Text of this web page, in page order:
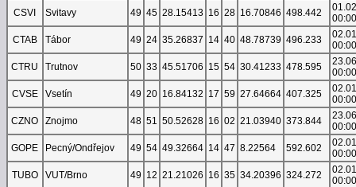
CSVI
Svitavy 49 45 28.15413 16 28 16.70846 498.442
00:00
CTAB
Tábor 49 24 35.26837 14 40 48.78739 496.233
00:00
CTRU
Trutnov 50 33 45.51706 15 54 30.41233 478.595
00:00
CVSE
Vsetín 49 20 16.84132 17 59 27.64664 407.325
00:00
CZNO
Znojmo 48 51 50.52628 16 02 21.03940 373.844
00:00
GOPE
Pecný/Ondřejov 49 54 49.32664 14 47 8.22564 592.602
00:00
TUBO
VUT/Brno 49 12 21.21026 16 35 34.20396 324.272
00:00